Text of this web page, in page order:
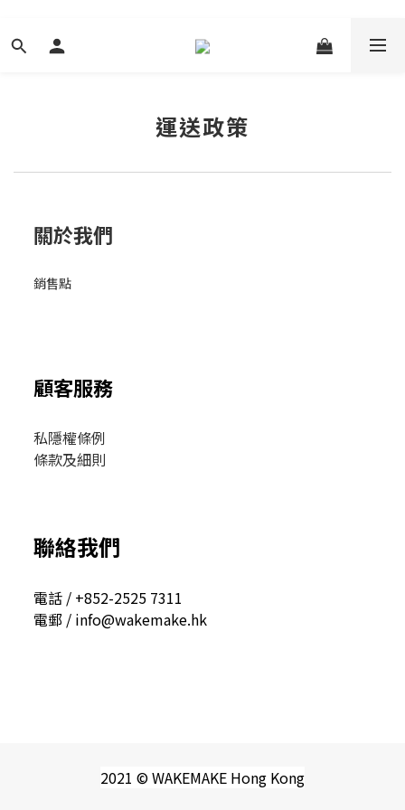
運送政策
關於我們
銷售點
顧客服務
私隱權條例
條款及細則
聯絡我們
電話 / +852-2525 7311
電郵 / info@wakemake.hk
2021 © WAKEMAKE Hong Kong